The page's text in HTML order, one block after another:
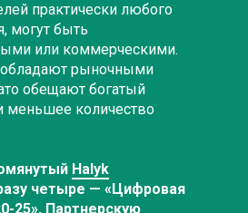
практически любого
могут быть
или коммерческими.
обладают рыночными
обещают богатый
меньшее количество
Halyk
четыре — «Цифровая
25», Партнерскую